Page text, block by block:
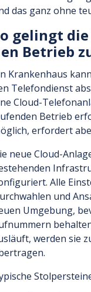
das ganz ohne
gelingt
Betrieb
Krankenhaus
Telefondienst
Cloud-
Betrieb
erfordert
neue Cloud-
Alle
und
Umgebung,
werden sie